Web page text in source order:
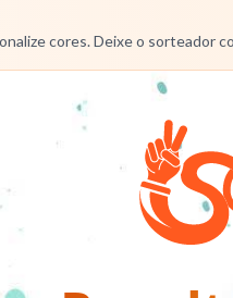
cores. Deixe o sorteador